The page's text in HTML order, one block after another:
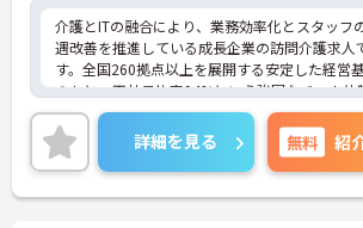
あり、訪問介護でありながら孤立することなく
ムの支援を受けながら業務に取り組めます
介護とITの融合により、業務効率化とスタッフ
遇改善を推進している成長企業の訪問介護求人
す。全国260拠点以上を展開する安定した経営
のもと、正社員比率94%という強固なチーム体
構築しています。資格手当や年2回の評価面談
専門資格と成果が収入に直結する仕組みが整っ
ます。夜勤なしの完全週休2日制（曜日固定）
し、日々の記録業務はスマートフォンで完結す
め、施設勤務特有の不規則なシフトや煩雑な事
詳細を見る 無料 紹